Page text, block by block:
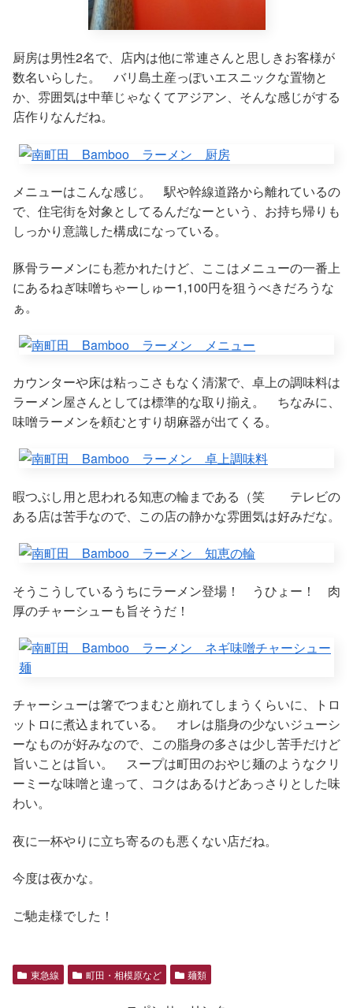
厨房は男性2名で、店内は他に常連さんと思しきお客様が
数名いらした。 バリ島土産っぽいエスニックな置物と
か、雰囲気は中華じゃなくてアジアン、そんな感じがする
店作りなんだね。
メニューはこんな感じ。 駅や幹線道路から離れているの
で、住宅街を対象としてるんだなーという、お持ち帰りも
しっかり意識した構成になっている。
豚骨ラーメンにも惹かれたけど、ここはメニューの一番上
にあるねぎ味噌ちゃーしゅー1,100円を狙うべきだろうな
ぁ。
カウンターや床は粘っこさもなく清潔で、卓上の調味料は
ラーメン屋さんとしては標準的な取り揃え。 ちなみに、
味噌ラーメンを頼むとすり胡麻器が出てくる。
暇つぶし用と思われる知恵の輪まである（笑 テレビの
ある店は苦手なので、この店の静かな雰囲気は好みだな。
そうこうしているうちにラーメン登場！ うひょー！ 肉
厚のチャーシューも旨そうだ！
チャーシューは箸でつまむと崩れてしまうくらいに、トロ
ットロに煮込まれている。 オレは脂身の少ないジューシ
ーなものが好みなので、この脂身の多さは少し苦手だけど
旨いことは旨い。 スープは町田のおやじ麺のようなクリ
ーミーな味噌と違って、コクはあるけどあっさりとした味
わい。
夜に一杯やりに立ち寄るのも悪くない店だね。
今度は夜かな。
ご馳走様でした！
東急線 町田・相模原など 麺類